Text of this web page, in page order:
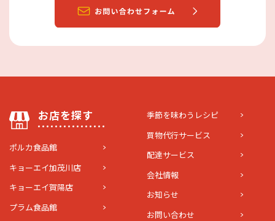
お店を探す
ポルカ食品館
キョーエイ加茂川店
キョーエイ賀陽店
プラム食品館
季節を味わうレシピ
買物代行サービス
配達サービス
会社情報
お知らせ
お問い合わせ